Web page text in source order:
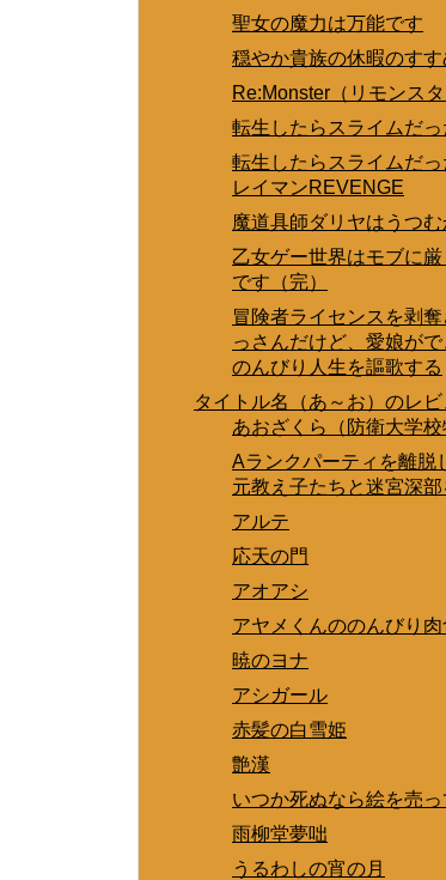
聖女の魔力は万能です
穏やか貴族の休暇のすす
Re:Monster（リモンスタ
転生したらスライムだ
転生したらスライムだっ
レイマンREVENGE
魔道具師ダリヤはうつ
乙女ゲー世界はモブに
です（完）
冒険者ライセンスを剥
っさんだけど、愛娘が
のんびり人生を謳歌する
タイトル名（あ～お）のレビ
あおざくら（防衛大学校
Aランクパーティを離脱
元教え子たちと迷宮深
アルテ
応天の門
アオアシ
アヤメくんののんびり
暁のヨナ
アシガール
赤髪の白雪姫
艶漢
いつか死ぬなら絵を売っ
雨柳堂夢咄
うるわしの宵の月